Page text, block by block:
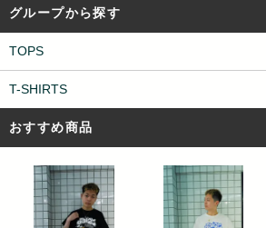
グループから探す
TOPS
T-SHIRTS
おすすめ商品